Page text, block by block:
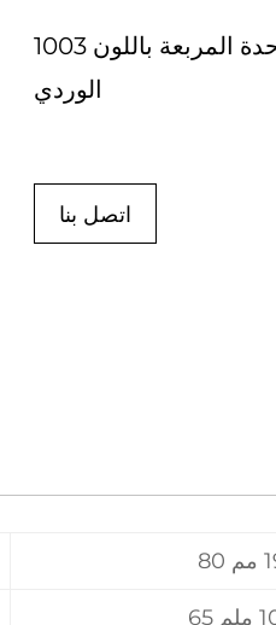
1003 علبة ظلال العيون ذات الشبكة الواحدة المربعة باللون
الوردي
اتصل بنا